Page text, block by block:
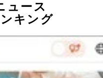
ュース
キング